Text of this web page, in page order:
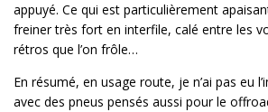
appuyé. Ce qui est particulièrement
freiner très fort en interfile, calé entre les
rétros que l’on frôle…
En résumé, en usage route, je n’ai pas eu
avec des pneus pensés aussi pour le